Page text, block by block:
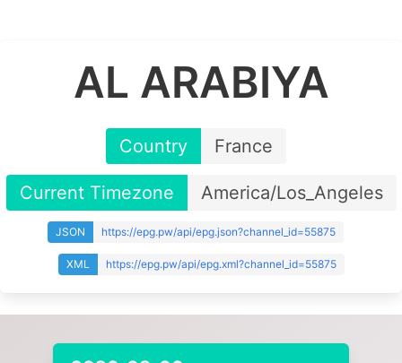
AL ARABIYA
Country France
Current Timezone America/Los_Angeles
JSON https://epg.pw/api/epg.json?channel_id=55875
XML https://epg.pw/api/epg.xml?channel_id=55875